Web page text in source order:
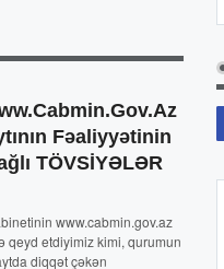
Fəaliyyətinin
TÖVSİYƏLƏR
www.cabmin.gov.az
qeyd etdiyimiz kimi, qurumun
diqqət çəkən